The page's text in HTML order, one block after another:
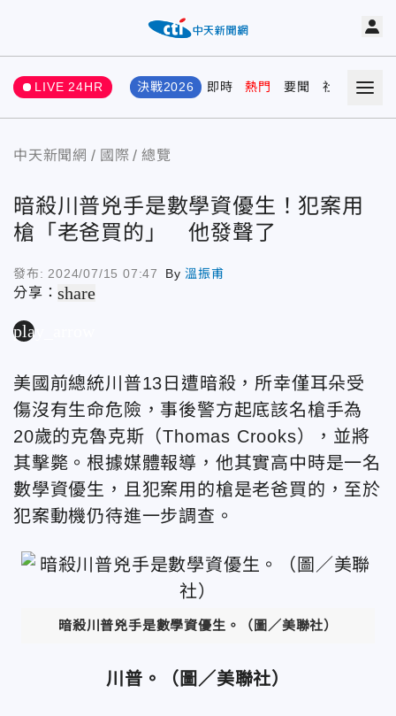
LIVE 24HR 決戰2026 即時 熱門 要聞 社會 娛樂
中天新聞網 國際 總覽
暗殺川普兇手是數學資優生！犯案用
槍「老爸買的」 他發聲了
發布: 2024/07/15 07:47 By溫振甫
分享：share
play_arrow
美國前總統川普13日遭暗殺，所幸僅耳朵受
傷沒有生命危險，事後警方起底該名槍手為
20歲的克魯克斯（Thomas Crooks），並將
其擊斃。根據媒體報導，他其實高中時是一名
數學資優生，且犯案用的槍是老爸買的，至於
犯案動機仍待進一步調查。
暗殺川普兇手是數學資優生。（圖／美聯社）
川普。（圖／美聯社）